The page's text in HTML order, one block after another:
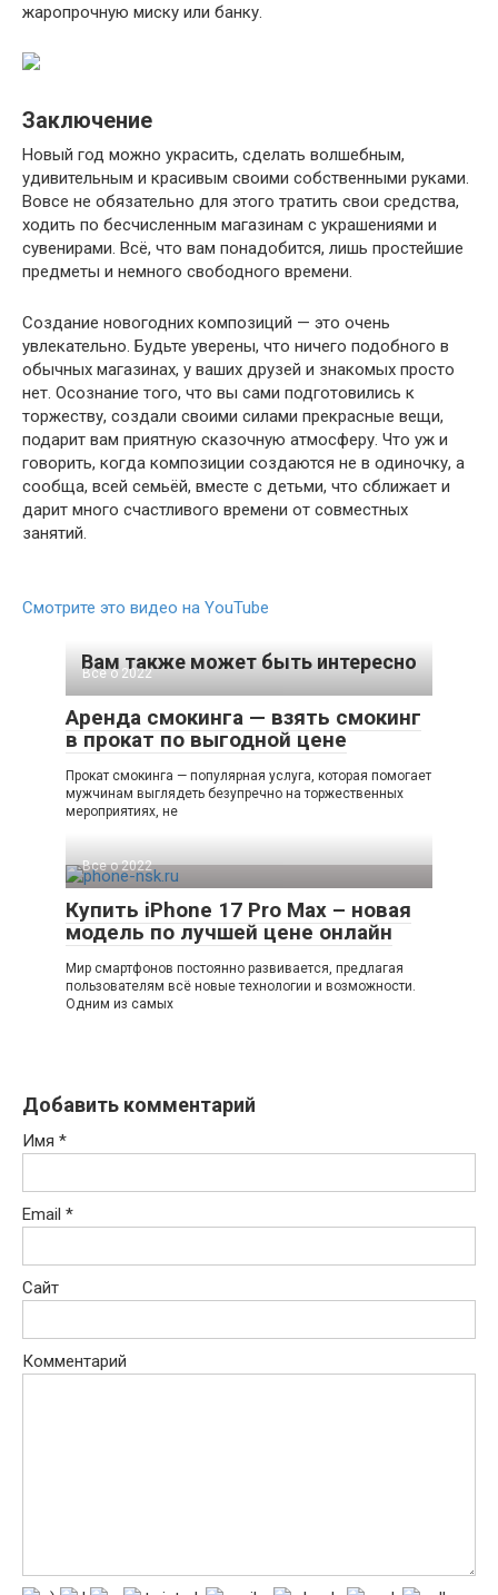
жаропрочную миску или банку.
Заключение
Новый год можно украсить, сделать волшебным,
удивительным и красивым своими собственными руками.
Вовсе не обязательно для этого тратить свои средства,
ходить по бесчисленным магазинам с украшениями и
сувенирами. Всё, что вам понадобится, лишь простейшие
предметы и немного свободного времени.
Создание новогодних композиций — это очень
увлекательно. Будьте уверены, что ничего подобного в
обычных магазинах, у ваших друзей и знакомых просто
нет. Осознание того, что вы сами подготовились к
торжеству, создали своими силами прекрасные вещи,
подарит вам приятную сказочную атмосферу. Что уж и
говорить, когда композиции создаются не в одиночку, а
сообща, всей семьёй, вместе с детьми, что сближает и
дарит много счастливого времени от совместных
занятий.
Смотрите это видео на YouTube
Вам также может быть интересно
Все о 2022
Аренда смокинга — взять смокинг
в прокат по выгодной цене
Прокат смокинга — популярная услуга, которая помогает
мужчинам выглядеть безупречно на торжественных
мероприятиях, не
Все о 2022
Купить iPhone 17 Pro Max – новая
модель по лучшей цене онлайн
Мир смартфонов постоянно развивается, предлагая
пользователям всё новые технологии и возможности.
Одним из самых
Добавить комментарий
Имя *
Email *
Сайт
Комментарий